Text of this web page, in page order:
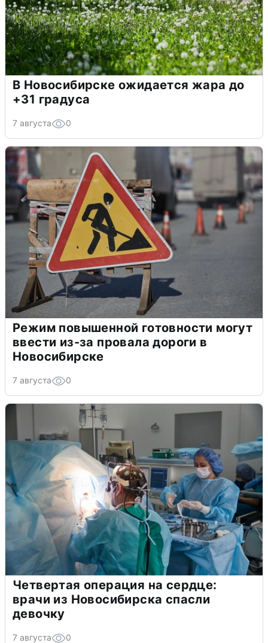
В Новосибирске ожидается жара до
+31 градуса
7 августа 0
Режим повышенной готовности могут
ввести из-за провала дороги в
Новосибирске
7 августа 0
Четвертая операция на сердце:
врачи из Новосибирска спасли
девочку
7 августа 0